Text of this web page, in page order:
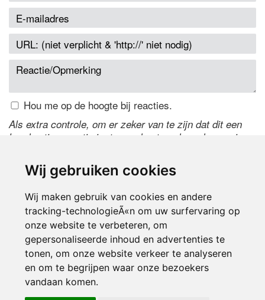
Wij gebruiken cookies
Wij maken gebruik van cookies en andere
tracking-technologieÃ«n om uw surfervaring op
onze website te verbeteren, om
gepersonaliseerde inhoud en advertenties te
tonen, om onze website verkeer te analyseren
en om te begrijpen waar onze bezoekers
vandaan komen.
Hou me op de hoogte bij reacties.
Als extra controle, om er zeker van te zijn dat dit een
handmatige reactie is, typ onderstaande code over in
de code te wijzigen.